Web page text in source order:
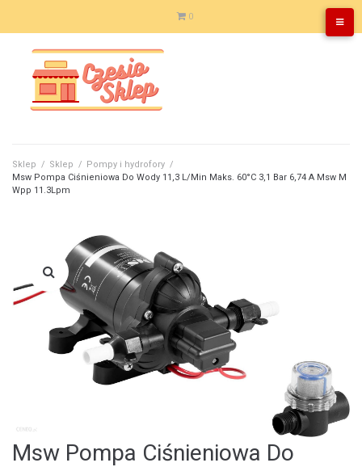
0
Sklep / Sklep / Pompy i hydrofory /
Msw Pompa Ciśnieniowa Do Wody 11,3 L/Min Maks. 60°C 3,1 Bar 6,74 A Msw M
Wpp 11.3Lpm
Msw Pompa Ciśnieniowa Do